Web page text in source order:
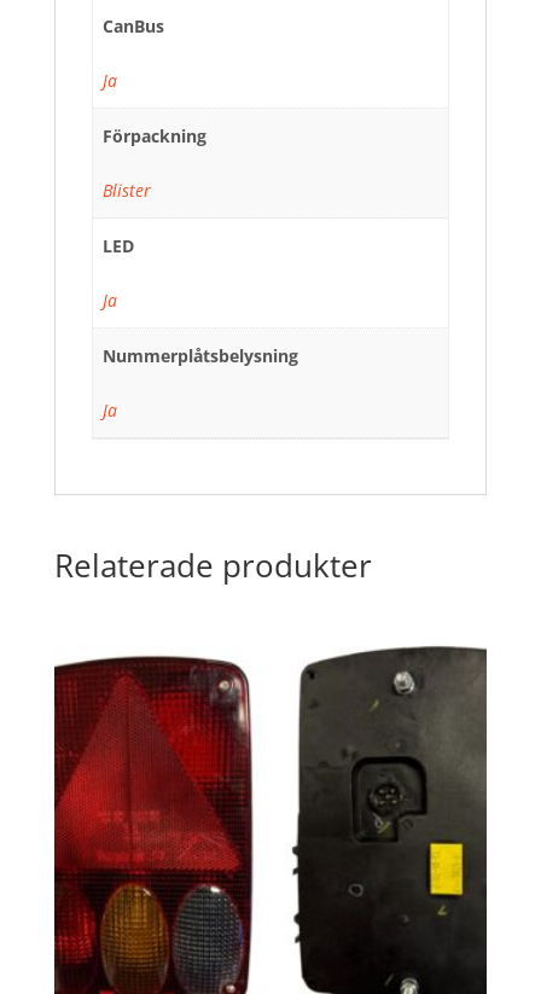
CanBus
Ja
Förpackning
Blister
LED
Ja
Nummerplåtsbelysning
Ja
Relaterade produkter